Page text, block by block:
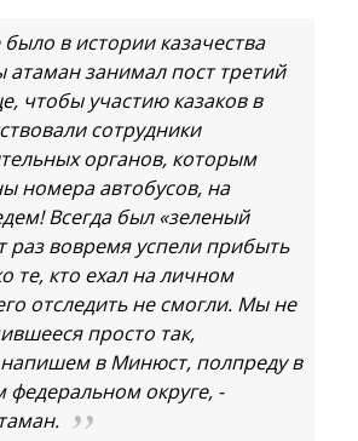
в истории казачества
атаман занимал пост третий
чтобы участию казаков в
сотрудники
органов, которым
номера автобусов, на
Всегда был «зеленый
раз вовремя успели прибыть
те, кто ехал на личном
отследить не смогли. Мы не
просто так,
в Минюст, полпреду в
округе, -